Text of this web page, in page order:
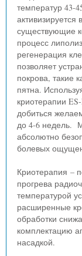
температур 43-
активизируется
существующие
процесс
регенерация
позволяет
покрова, такие
пятна.
криотерапии
добиться
до 4-6 недель.
абсолютно
болевых
Криотерапия –
прогрева
температурой
расширенные
обработки
комплектацию
насадкой.